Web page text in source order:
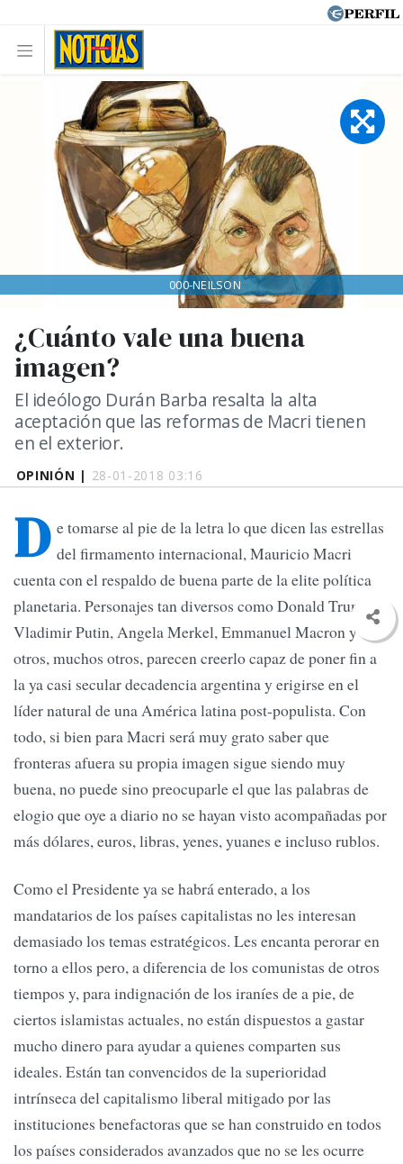
OPINIÓN | 28-01-2018 03:16
¿Cuánto vale una buena
imagen?
El ideólogo Durán Barba resalta la alta
aceptación que las reformas de Macri tienen
en el exterior.
000-NEILSON
D e tomarse al pie de la letra lo que dicen las estrellas
del firmamento internacional, Mauricio Macri
cuenta con el respaldo de buena parte de la elite política
planetaria. Personajes tan diversos como Donald Trump,
Vladimir Putin, Angela Merkel, Emmanuel Macron y
otros, muchos otros, parecen creerlo capaz de poner fin a
la ya casi secular decadencia argentina y erigirse en el
líder natural de una América latina post-populista. Con
todo, si bien para Macri será muy grato saber que
fronteras afuera su propia imagen sigue siendo muy
buena, no puede sino preocuparle el que las palabras de
elogio que oye a diario no se hayan visto acompañadas por
más dólares, euros, libras, yenes, yuanes e incluso rublos.
Como el Presidente ya se habrá enterado, a los
mandatarios de los países capitalistas no les interesan
demasiado los temas estratégicos. Les encanta perorar en
torno a ellos pero, a diferencia de los comunistas de otros
tiempos y, para indignación de los iraníes de a pie, de
ciertos islamistas actuales, no están dispuestos a gastar
mucho dinero para ayudar a quienes comparten sus
ideales. Están tan convencidos de la superioridad
intrínseca del capitalismo liberal mitigado por las
instituciones benefactoras que se han construido en todos
los países considerados avanzados que no se les ocurre